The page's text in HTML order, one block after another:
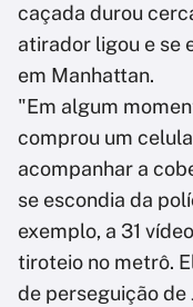
caçada durou
atirador ligou e se
em Manhattan.
"Em algum
comprou um
acompanhar a
se escondia da
exemplo, a 31
tiroteio no metrô.
de perseguição de